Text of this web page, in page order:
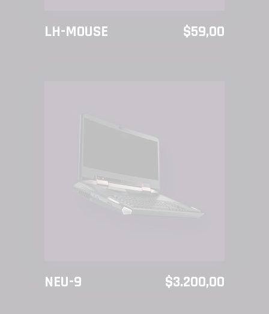
LH-MOUSE $59,00
NEU-9 $3.200,00